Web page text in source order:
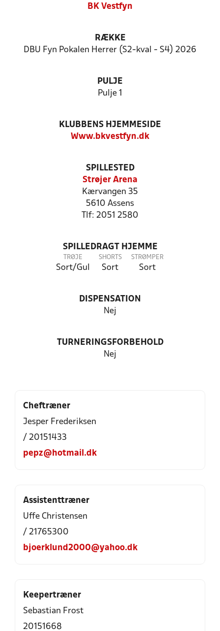
BK Vestfyn
RÆKKE
DBU Fyn Pokalen Herrer (S2-kval - S4) 2026
PULJE
Pulje 1
KLUBBENS HJEMMESIDE
Www.bkvestfyn.dk
SPILLESTED
Strøjer Arena
Kærvangen 35
5610 Assens
Tlf: 2051 2580
SPILLEDRAGT HJEMME
TRØJE
Sort/Gul
SHORTS
Sort
STRØMPER
Sort
DISPENSATION
Nej
TURNERINGSFORBEHOLD
Nej
Cheftræner
Jesper Frederiksen
/ 20151433
pepz@hotmail.dk
Assistenttræner
Uffe Christensen
/ 21765300
bjoerklund2000@yahoo.dk
Keepertræner
Sebastian Frost
20151668